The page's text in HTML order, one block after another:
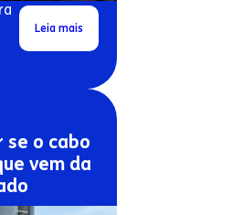
Leia mais
se o cabo
vem da